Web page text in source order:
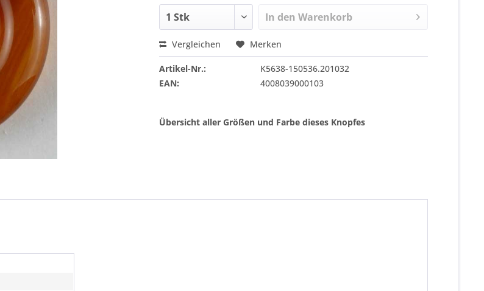
In den Warenkorb
Vergleichen Merken
Artikel-Nr.:
K5638-150536.201032
EAN:
4008039000103
Übersicht aller Größen und Farbe dieses Knopfes